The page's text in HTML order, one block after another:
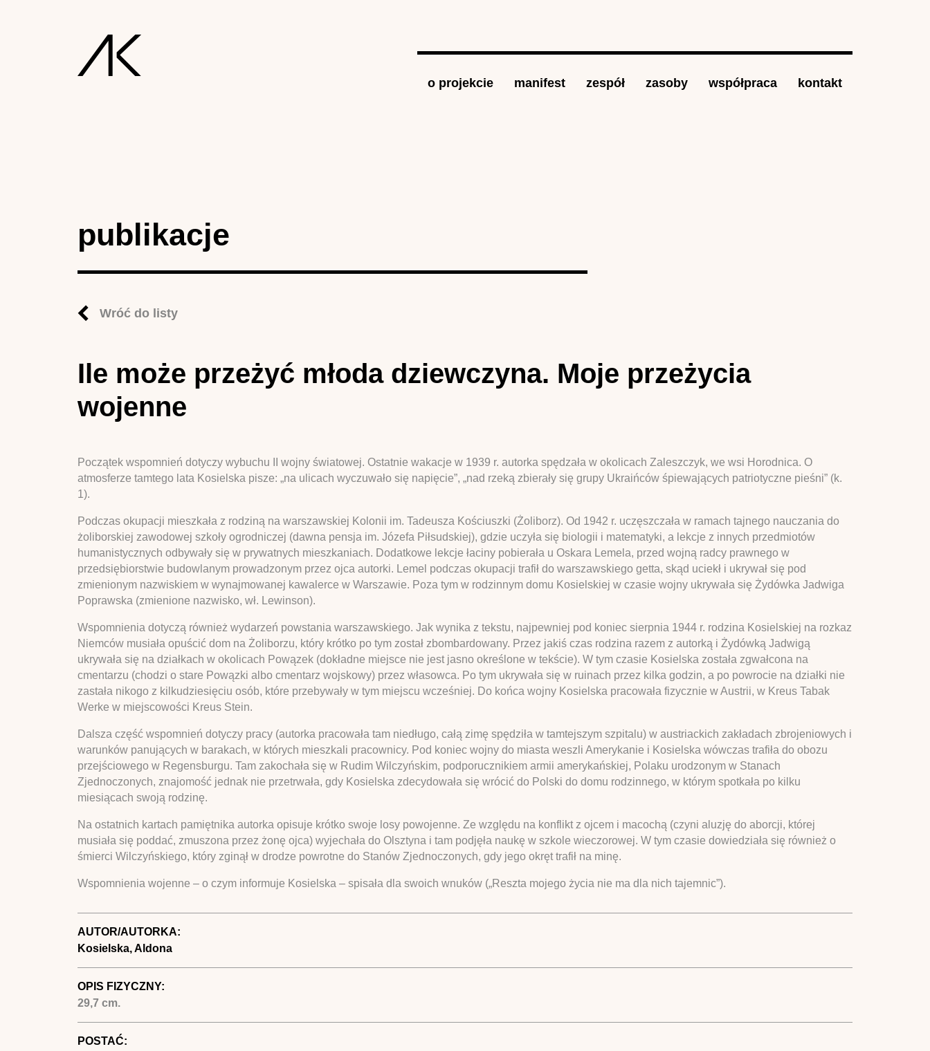
o projekcie manifest zespół zasoby współpraca kontakt
publikacje
Wróć do listy
Ile może przeżyć młoda dziewczyna. Moje przeżycia
wojenne
Początek wspomnień dotyczy wybuchu II wojny światowej. Ostatnie wakacje w 1939 r. autorka spędzała w okolicach Zaleszczyk, we wsi Horodnica. O
atmosferze tamtego lata Kosielska pisze: „na ulicach wyczuwało się napięcie”, „nad rzeką zbierały się grupy Ukraińców śpiewających patriotyczne pieśni” (k.
1).
Podczas okupacji mieszkała z rodziną na warszawskiej Kolonii im. Tadeusza Kościuszki (Żoliborz). Od 1942 r. uczęszczała w ramach tajnego nauczania do
żoliborskiej zawodowej szkoły ogrodniczej (dawna pensja im. Józefa Piłsudskiej), gdzie uczyła się biologii i matematyki, a lekcje z innych przedmiotów
humanistycznych odbywały się w prywatnych mieszkaniach. Dodatkowe lekcje łaciny pobierała u Oskara Lemela, przed wojną radcy prawnego w
przedsiębiorstwie budowlanym prowadzonym przez ojca autorki. Lemel podczas okupacji trafił do warszawskiego getta, skąd uciekł i ukrywał się pod
zmienionym nazwiskiem w wynajmowanej kawalerce w Warszawie. Poza tym w rodzinnym domu Kosielskiej w czasie wojny ukrywała się Żydówka Jadwiga
Poprawska (zmienione nazwisko, wł. Lewinson).
Wspomnienia dotyczą również wydarzeń powstania warszawskiego. Jak wynika z tekstu, najpewniej pod koniec sierpnia 1944 r. rodzina Kosielskiej na rozkaz
Niemców musiała opuścić dom na Żoliborzu, który krótko po tym został zbombardowany. Przez jakiś czas rodzina razem z autorką i Żydówką Jadwigą
ukrywała się na działkach w okolicach Powązek (dokładne miejsce nie jest jasno określone w tekście). W tym czasie Kosielska została zgwałcona na
cmentarzu (chodzi o stare Powązki albo cmentarz wojskowy) przez własowca. Po tym ukrywała się w ruinach przez kilka godzin, a po powrocie na działki nie
zastała nikogo z kilkudziesięciu osób, które przebywały w tym miejscu wcześniej. Do końca wojny Kosielska pracowała fizycznie w Austrii, w Kreus Tabak
Werke w miejscowości Kreus Stein.
Dalsza część wspomnień dotyczy pracy (autorka pracowała tam niedługo, całą zimę spędziła w tamtejszym szpitalu) w austriackich zakładach zbrojeniowych i
warunków panujących w barakach, w których mieszkali pracownicy. Pod koniec wojny do miasta weszli Amerykanie i Kosielska wówczas trafiła do obozu
przejściowego w Regensburgu. Tam zakochała się w Rudim Wilczyńskim, podporucznikiem armii amerykańskiej, Polaku urodzonym w Stanach
Zjednoczonych, znajomość jednak nie przetrwała, gdy Kosielska zdecydowała się wrócić do Polski do domu rodzinnego, w którym spotkała po kilku
miesiącach swoją rodzinę.
Na ostatnich kartach pamiętnika autorka opisuje krótko swoje losy powojenne. Ze względu na konflikt z ojcem i macochą (czyni aluzję do aborcji, której
musiała się poddać, zmuszona przez żonę ojca) wyjechała do Olsztyna i tam podjęła naukę w szkole wieczorowej. W tym czasie dowiedziała się również o
śmierci Wilczyńskiego, który zginął w drodze powrotne do Stanów Zjednoczonych, gdy jego okręt trafił na minę.
Wspomnienia wojenne – o czym informuje Kosielska – spisała dla swoich wnuków („Reszta mojego życia nie ma dla nich tajemnic”).
AUTOR/AUTORKA:
Kosielska, Aldona
OPIS FIZYCZNY:
29,7 cm.
POSTAĆ: